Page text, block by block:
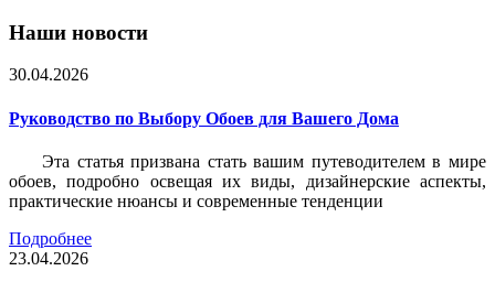
Наши новости
30.04.2026
Руководство по Выбору Обоев для Вашего Дома
Эта статья призвана стать вашим путеводителем в мире
обоев, подробно освещая их виды, дизайнерские аспекты,
практические нюансы и современные тенденции
Подробнее
23.04.2026